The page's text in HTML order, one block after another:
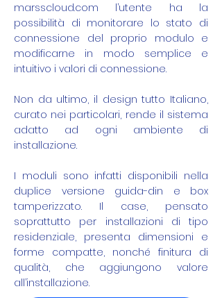
marsscloud.com l’utente ha la
possibilità di monitorare lo stato di
connessione del proprio modulo e
modificarne in modo semplice e
intuitivo i valori di connessione.
Non da ultimo, il design tutto Italiano,
curato nei particolari, rende il sistema
adatto ad ogni ambiente di
installazione.
I moduli sono infatti disponibili nella
duplice versione guida-din e box
tamperizzato. Il case, pensato
soprattutto per installazioni di tipo
residenziale, presenta dimensioni e
forme compatte, nonché finitura di
qualità, che aggiungono valore
all’installazione.